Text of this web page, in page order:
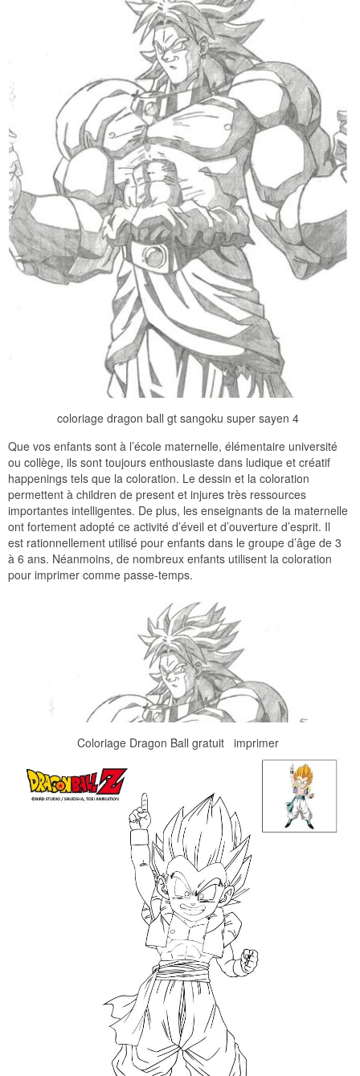
coloriage dragon ball gt sangoku super sayen 4
Que vos enfants sont à l’école maternelle, élémentaire université
ou collège, ils sont toujours enthousiaste dans ludique et créatif
happenings tels que la coloration. Le dessin et la coloration
permettent à children de present et injures très ressources
importantes intelligentes. De plus, les enseignants de la maternelle
ont fortement adopté ce activité d’éveil et d’ouverture d’esprit. Il
est rationnellement utilisé pour enfants dans le groupe d’âge de 3
à 6 ans. Néanmoins, de nombreux enfants utilisent la coloration
pour imprimer comme passe-temps.
Coloriage Dragon Ball gratuit imprimer